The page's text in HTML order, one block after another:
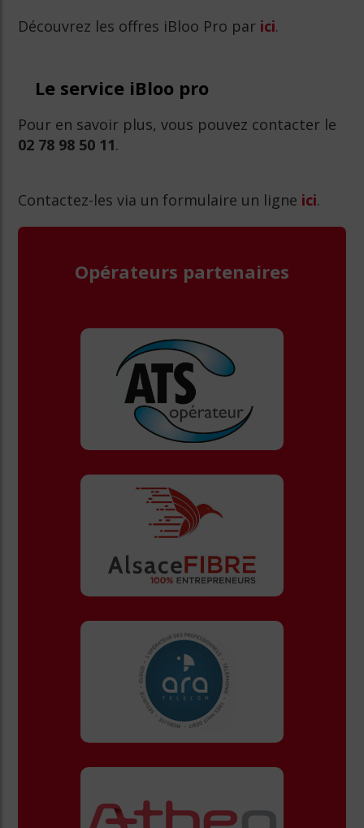
Découvrez les offres iBloo Pro par ici.
Le service iBloo pro
Pour en savoir plus, vous pouvez contacter le
02 78 98 50 11.
Contactez-les via un formulaire un ligne ici.
Opérateurs partenaires